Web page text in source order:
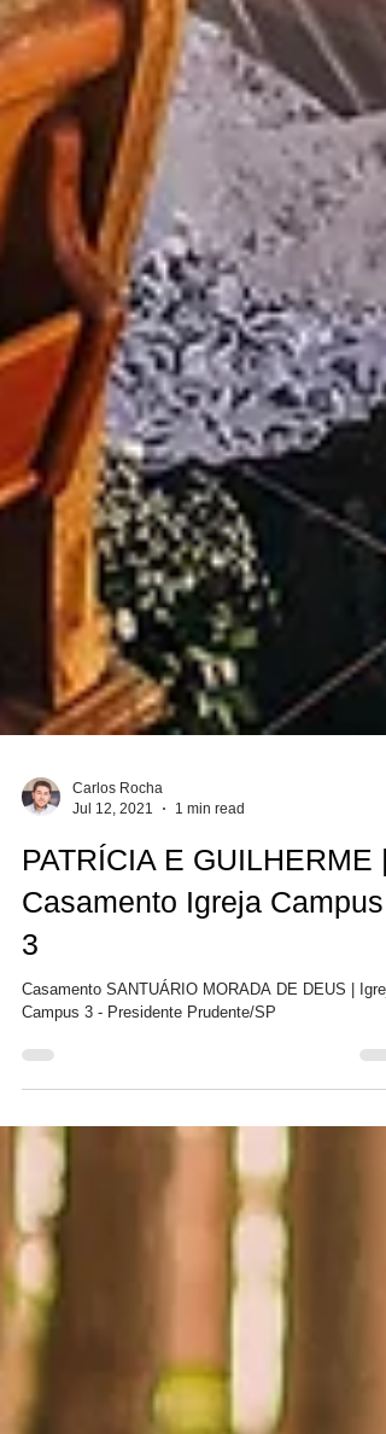
Carlos Rocha
Jul 12, 2021
1 min read
PATRÍCIA E GUILHERME |
Casamento Igreja Campus
3
Campus 3 - Presidente Prudente/SP